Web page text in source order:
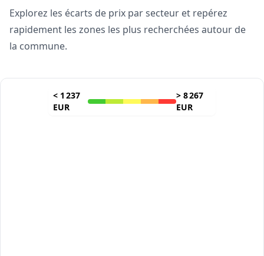
Explorez les écarts de prix par secteur et repérez
rapidement les zones les plus recherchées autour de
la commune.
< 1 237
EUR
> 8 267
EUR